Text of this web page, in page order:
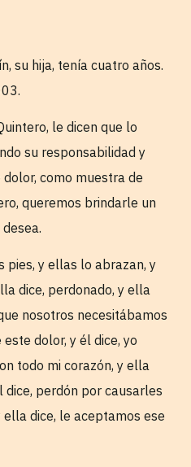
su hija, tenía cuatro años.
le dicen que lo
su responsabilidad y
como muestra de
queremos brindarle un
pies, y ellas lo abrazan, y
dice, perdonado, y ella
nosotros necesitábamos
dolor, y él dice, yo
todo mi corazón, y ella
dice, perdón por causarles
dice, le aceptamos ese